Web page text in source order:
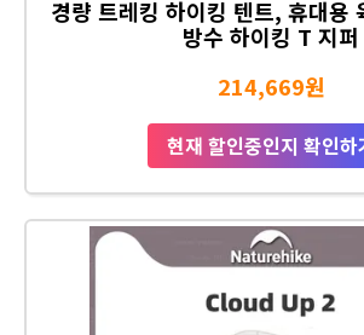
경량 트레킹 하이킹 텐트, 휴대용
방수 하이킹 T 지퍼
214,669원
현재 할인중인지 확인하